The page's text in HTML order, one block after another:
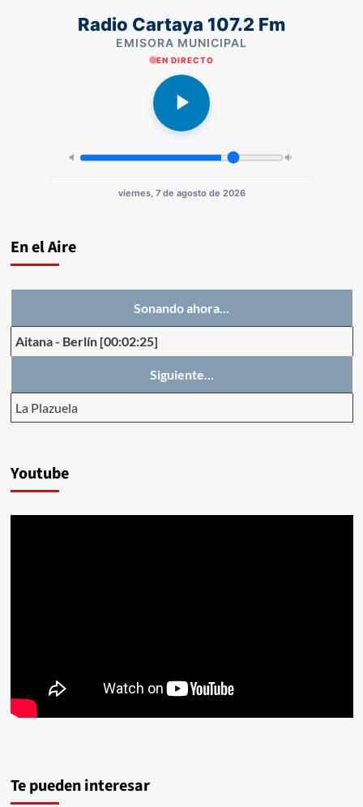
Radio Cartaya 107.2 Fm
EMISORA MUNICIPAL
EN DIRECTO
viernes, 7 de agosto de 2026
En el Aire
Sonando ahora...
Aitana- Berlín [00:02:25]
Siguiente...
La Plazuela
Youtube
Te pueden interesar